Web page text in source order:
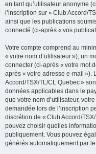
en tant qu’utilisateur anonyme
l’inscription sur « Club Accord/
ainsi que les publications
connecté (ci-après « vos
Votre compte comprend au
« votre nom d’utilisateur »), un
connecter (ci-après « votre mot
après « votre adresse e-mail »).
Accord/TSX/TL/CL Quebec »
données applicables dans le
que votre nom d’utilisateur,
demandée lors de l’inscription
discrétion de « Club Accord/
pouvez choisir quelles
publiquement. Vous pouvez
générés automatiquement par